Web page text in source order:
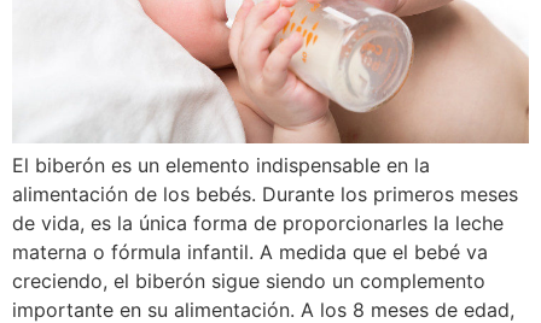
El biberón es un elemento indispensable en la
alimentación de los bebés. Durante los primeros meses
de vida, es la única forma de proporcionarles la leche
materna o fórmula infantil. A medida que el bebé va
creciendo, el biberón sigue siendo un complemento
importante en su alimentación. A los 8 meses de edad,